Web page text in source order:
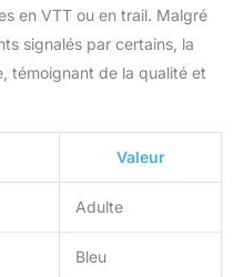
en VTT ou en trail. Malgré
signalés par certains, la
témoignant de la qualité et
Valeur
Adulte
Bleu